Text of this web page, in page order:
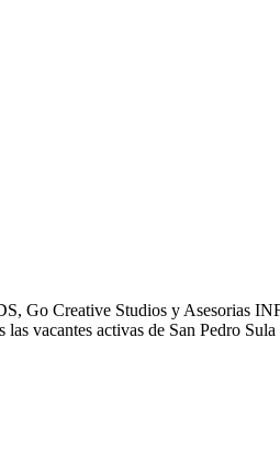
Go Creative Studios y Asesorias
vacantes activas de San Pedro